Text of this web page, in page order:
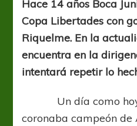
Hace 14 años Boca
Copa Libertades con
Riquelme. En la
encuentra en la
intentará repetir lo
Un día como
coronaba campeón